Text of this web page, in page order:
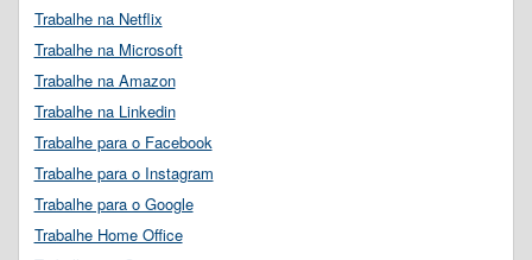
Trabalhe na Netflix
Trabalhe na Microsoft
Trabalhe na Amazon
Trabalhe na Linkedin
Trabalhe para o Facebook
Trabalhe para o Instagram
Trabalhe para o Google
Trabalhe Home Office